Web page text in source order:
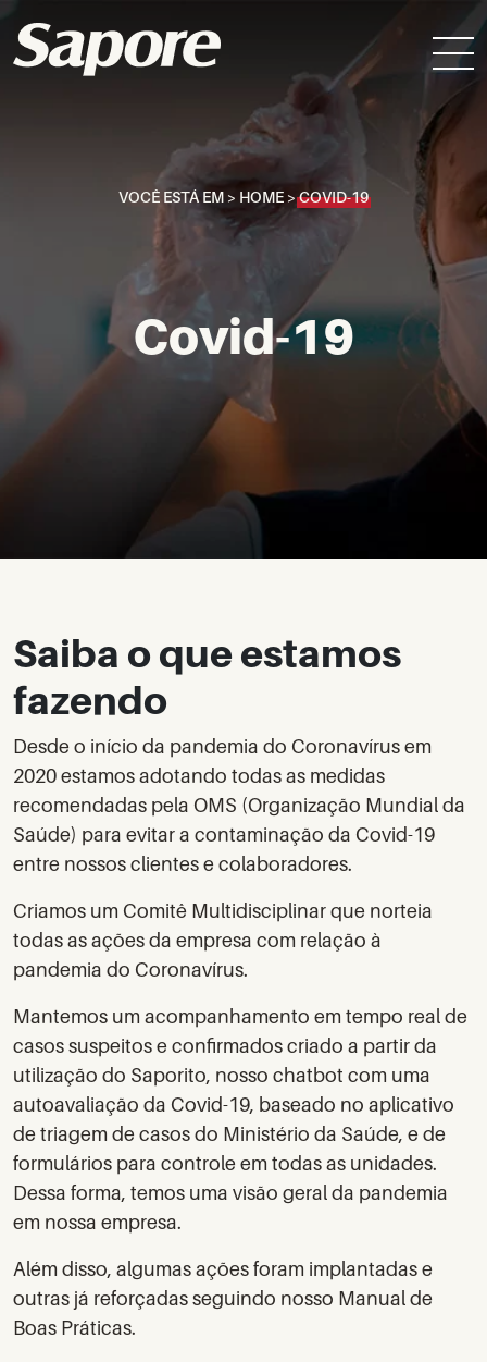
VOCÊ ESTÁ EM > HOME >COVID-19
Covid-19
Saiba o que estamos
fazendo
Desde o início da pandemia do Coronavírus em
2020 estamos adotando todas as medidas
recomendadas pela OMS (Organização Mundial da
Saúde) para evitar a contaminação da Covid-19
entre nossos clientes e colaboradores.
Criamos um Comitê Multidisciplinar que norteia
todas as ações da empresa com relação à
pandemia do Coronavírus.
Mantemos um acompanhamento em tempo real de
casos suspeitos e confirmados criado a partir da
utilização do Saporito, nosso chatbot com uma
autoavaliação da Covid-19, baseado no aplicativo
de triagem de casos do Ministério da Saúde, e de
formulários para controle em todas as unidades.
Dessa forma, temos uma visão geral da pandemia
em nossa empresa.
Além disso, algumas ações foram implantadas e
outras já reforçadas seguindo nosso Manual de
Boas Práticas.